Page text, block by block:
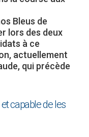
Bleus de
lors des deux
à ce
actuellement
qui précède
capable de les